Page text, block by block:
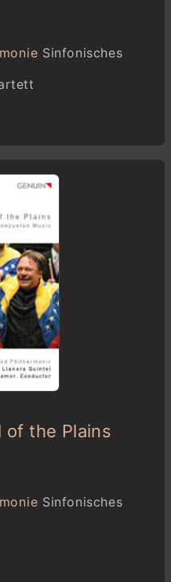
Sinfonisches
of the Plains
Sinfonisches